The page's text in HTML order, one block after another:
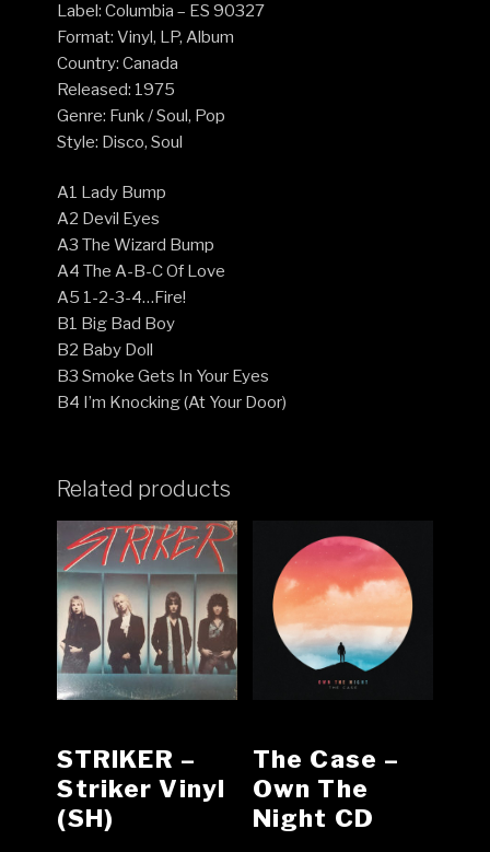
Label: Columbia – ES 90327
Format: Vinyl, LP, Album
Country: Canada
Released: 1975
Genre: Funk / Soul, Pop
Style: Disco, Soul
A1 Lady Bump
A2 Devil Eyes
A3 The Wizard Bump
A4 The A-B-C Of Love
A5 1-2-3-4…Fire!
B1 Big Bad Boy
B2 Baby Doll
B3 Smoke Gets In Your Eyes
B4 I’m Knocking (At Your Door)
Related products
STRIKER –
Striker Vinyl
(SH)
The Case –
Own The
Night CD